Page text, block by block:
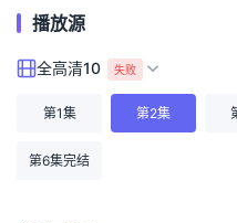
播放源
全高清10 失败
第1集 第2集
第6集完结